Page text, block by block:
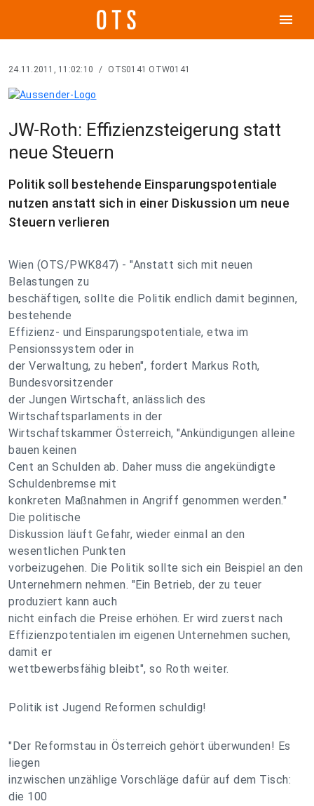
menu
24.11.2011, 11:02:10 / OTS0141 OTW0141
JW-Roth: Effizienzsteigerung statt
neue Steuern
Politik soll bestehende Einsparungspotentiale
nutzen anstatt sich in einer Diskussion um neue
Steuern verlieren
Wien (OTS/PWK847) - "Anstatt sich mit neuen
Belastungen zu
beschäftigen, sollte die Politik endlich damit beginnen,
bestehende
Effizienz- und Einsparungspotentiale, etwa im
Pensionssystem oder in
der Verwaltung, zu heben", fordert Markus Roth,
Bundesvorsitzender
der Jungen Wirtschaft, anlässlich des
Wirtschaftsparlaments in der
Wirtschaftskammer Österreich, "Ankündigungen alleine
bauen keinen
Cent an Schulden ab. Daher muss die angekündigte
Schuldenbremse mit
konkreten Maßnahmen in Angriff genommen werden."
Die politische
Diskussion läuft Gefahr, wieder einmal an den
wesentlichen Punkten
vorbeizugehen. Die Politik sollte sich ein Beispiel an den
Unternehmern nehmen. "Ein Betrieb, der zu teuer
produziert kann auch
nicht einfach die Preise erhöhen. Er wird zuerst nach
Effizienzpotentialen im eigenen Unternehmen suchen,
damit er
wettbewerbsfähig bleibt", so Roth weiter.
Politik ist Jugend Reformen schuldig!
"Der Reformstau in Österreich gehört überwunden! Es
liegen
inzwischen unzählige Vorschläge dafür auf dem Tisch:
die 100